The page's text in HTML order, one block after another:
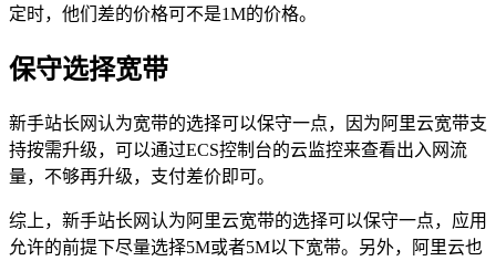
定时，他们差的价格可不是1M的价格。
保守选择宽带
新手站长网认为宽带的选择可以保守一点，因为阿里云宽带支
持按需升级，可以通过ECS控制台的云监控来查看出入网流
量，不够再升级，支付差价即可。
综上，新手站长网认为阿里云宽带的选择可以保守一点，应用
允许的前提下尽量选择5M或者5M以下宽带。另外，阿里云也